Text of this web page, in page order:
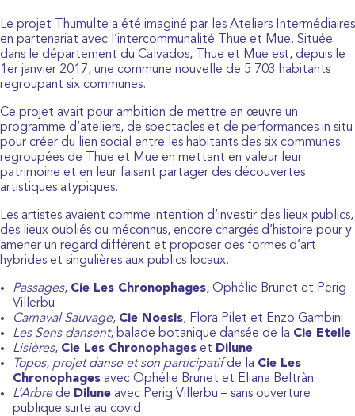
Le projet Thumulte a été imaginé par les Ateliers Intermédiaires
en partenariat avec l’intercommunalité Thue et Mue. Située
dans le département du Calvados, Thue et Mue est, depuis le
1er janvier 2017, une commune nouvelle de 5 703 habitants
regroupant six communes.
Ce projet avait pour ambition de mettre en œuvre un
programme d’ateliers, de spectacles et de performances in situ
pour créer du lien social entre les habitants des six communes
regroupées de Thue et Mue en mettant en valeur leur
patrimoine et en leur faisant partager des découvertes
artistiques atypiques.
Les artistes avaient comme intention d’investir des lieux publics,
des lieux oubliés ou méconnus, encore chargés d’histoire pour y
amener un regard différent et proposer des formes d’art
hybrides et singulières aux publics locaux.
Passages, Cie Les Chronophages, Ophélie Brunet et Perig
Villerbu
Carnaval Sauvage, Cie Noesis, Flora Pilet et Enzo Gambini
Les Sens dansent, balade botanique dansée de la Cie Eteile
Lisières, Cie Les Chronophages et Dilune
Topos, projet danse et son participatifde la Cie Les
Chronophages avec Ophélie Brunet et Eliana Beltràn
L’Arbrede Dilune avec Perig Villerbu – sans ouverture
publique suite au covid